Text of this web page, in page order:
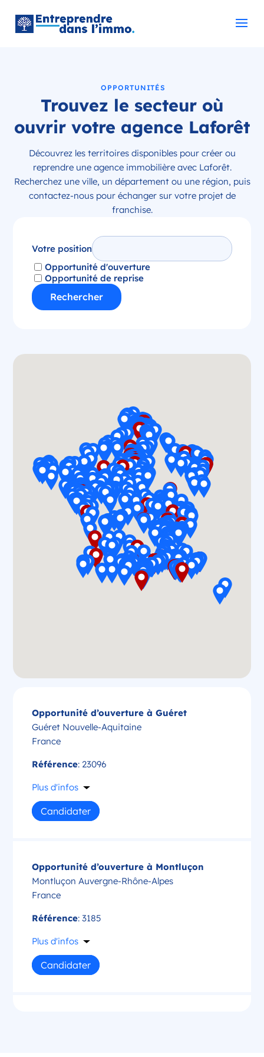
OPPORTUNITÉS
Trouvez le secteur où
ouvrir votre agence Laforêt
Découvrez les territoires disponibles pour créer ou
reprendre une agence immobilière avec Laforêt.
Recherchez une ville, un département ou une région, puis
contactez-nous pour échanger sur votre projet de
franchise.
Votre position
Opportunité d'ouverture
Opportunité de reprise
Opportunité d’ouverture à Guéret
Guéret Nouvelle-Aquitaine
France
Référence: 23096
Plus d'infos
Candidater
Opportunité d’ouverture à Montluçon
Montluçon Auvergne-Rhône-Alpes
France
Référence: 3185
Plus d'infos
Candidater